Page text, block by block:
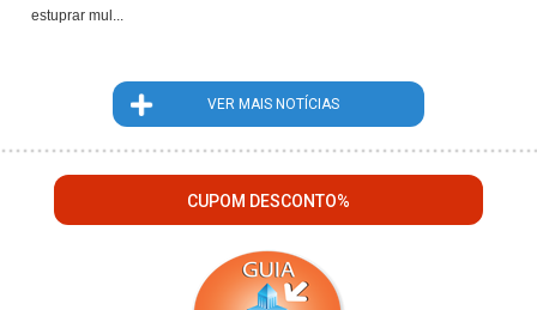
estuprar mul...
VER MAIS NOTÍCIAS
CUPOM DESCONTO%